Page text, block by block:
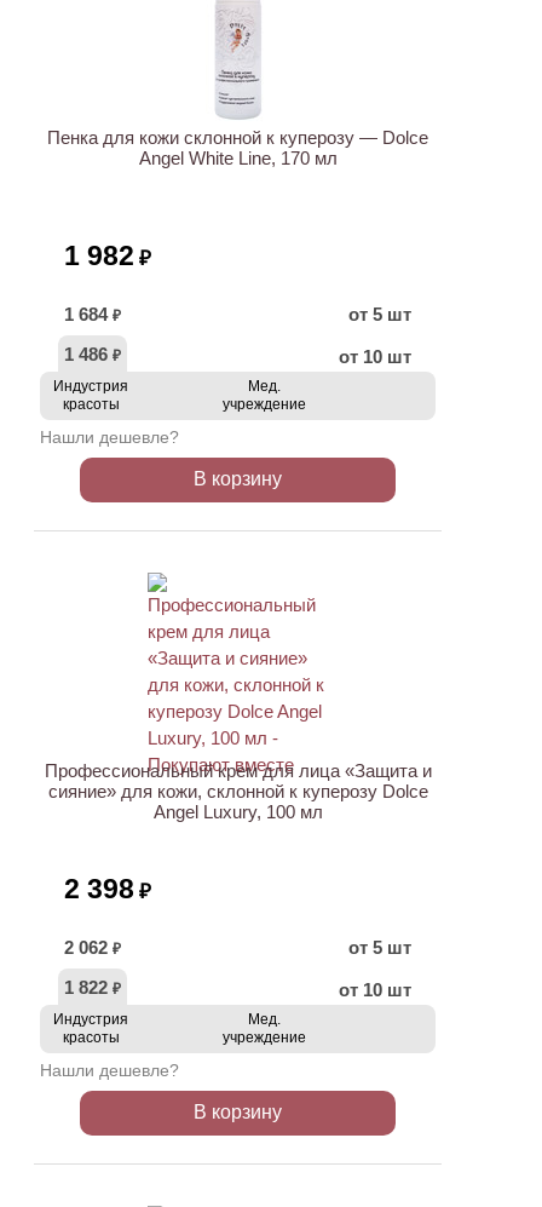
Пенка для кожи склонной к куперозу — Dolce
Angel White Line, 170 мл
1 982 ₽
1 684 ₽
от 5 шт
1 486 ₽ от 10 шт
Индустрия
красоты
Мед.
учреждение
Нашли дешевле?
В корзину
Профессиональный крем для лица «Защита и
сияние» для кожи, склонной к куперозу Dolce
Angel Luxury, 100 мл
2 398 ₽
2 062 ₽
от 5 шт
1 822 ₽ от 10 шт
Индустрия
красоты
Мед.
учреждение
Нашли дешевле?
В корзину